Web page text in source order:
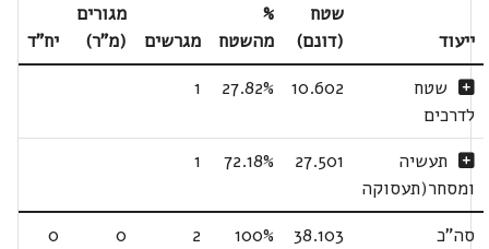
ייעוד
שטח
(דונם)
%
מהשטח
מגרשים
מגורים
(מ"ר)
יח"ד
שטח
לדרכים
10.602
27.82%
1
תעשיה
ומסחר(תעסוקה
27.501
72.18%
1
סה"כ 38.103
100%
2
0
0